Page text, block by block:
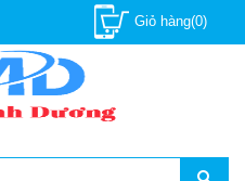
Giỏ hàng(0)